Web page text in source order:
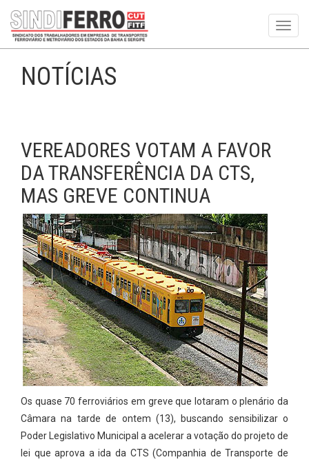
NOTÍCIAS
VEREADORES VOTAM A FAVOR
DA TRANSFERÊNCIA DA CTS,
MAS GREVE CONTINUA
Os quase 70 ferroviários em greve que lotaram o plenário da
Câmara na tarde de ontem (13), buscando sensibilizar o
Poder Legislativo Municipal a acelerar a votação do projeto de
lei que aprova a ida da CTS (Companhia de Transporte de